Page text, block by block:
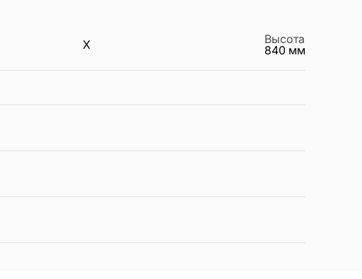
X
Высота
840 мм